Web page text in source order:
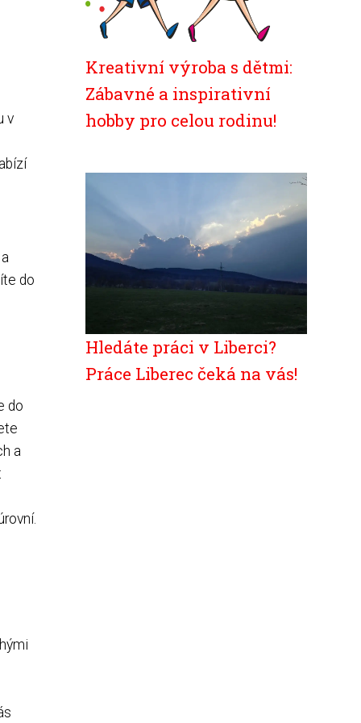
v
do
do
a
Kreativní výroba s dětmi:
Zábavné a inspirativní
hobby pro celou rodinu!
Hledáte práci v Liberci?
Práce Liberec čeká na vás!